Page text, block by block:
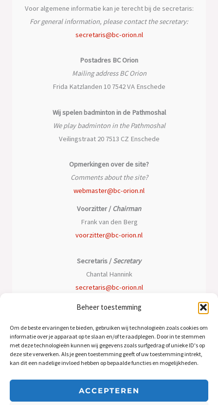
Beheer toestemming
Om de beste ervaringen te bieden, gebruiken wij technologieën zoals cookies om
informatie over je apparaat op te slaan en/of te raadplegen. Door in te stemmen
met deze technologieën kunnen wij gegevens zoals surfgedrag of unieke ID's op
deze site verwerken. Als je geen toestemming geeft of uw toestemming intrekt,
kan dit een nadelige invloed hebben op bepaalde functies en mogelijkheden.
ACCEPTEREN
Voor algemene informatie kan je terecht bij de secretaris:
For general information, please contact the secretary:
secretaris@bc-orion.nl
Postadres BC Orion
Mailing address BC Orion
Frida Katzlanden 10 7542 VA Enschede
Wij spelen badminton in de Pathmoshal
We play badminton in the Pathmoshal
Veilingstraat 20 7513 CZ Enschede
Opmerkingen over de site?
Comments about the site?
webmaster@bc-orion.nl
Voorzitter /Chairman
Frank van den Berg
voorzitter@bc-orion.nl
Secretaris /Secretary
Chantal Hannink
secretaris@bc-orion.nl
Penningmeester /Treasurer
Peter Oomen
penningmeester@bc-orion.nl
Algemeen bestuurslid /General member
Jeroen Bos